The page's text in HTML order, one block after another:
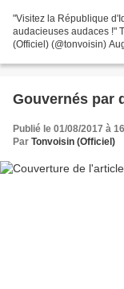
"Visitez la République
audacieuses audaces !"
(Officiel) (@tonvoisin)
Gouvernés par
Publié le 01/08/2017 à
Par Tonvoisin (Officiel)